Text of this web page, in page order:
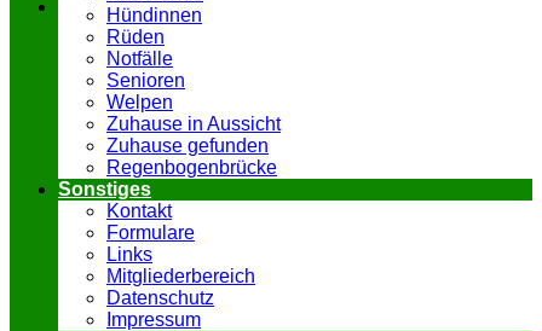
Hündinnen
Rüden
Notfälle
Senioren
Welpen
Zuhause in Aussicht
Zuhause gefunden
Regenbogenbrücke
Sonstiges
Kontakt
Formulare
Links
Mitgliederbereich
Datenschutz
Impressum